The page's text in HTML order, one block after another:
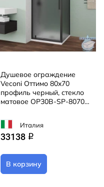
Душевое ограждение
Veconi Оттимо 80x70
профиль черный, стекло
матовое OP30B-SP-8070-
Италия
33138 q
В корзину